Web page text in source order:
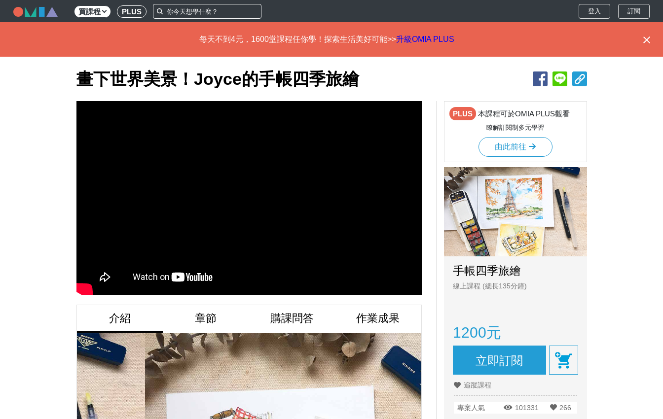
買課程 PLUS 登入 訂閱
每天不到4元，1600堂課程任你學！探索生活美好可能>>升級OMIA PLUS
畫下世界美景！Joyce的手帳四季旅繪
介紹 章節 購課問答 作業成果
PLUS 本課程可於OMIA PLUS觀看
瞭解訂閱制多元學習
由此前往
手帳四季旅繪
線上課程 (總長135分鐘)
1200元
立即訂閱
追蹤課程
專案人氣 101331 266